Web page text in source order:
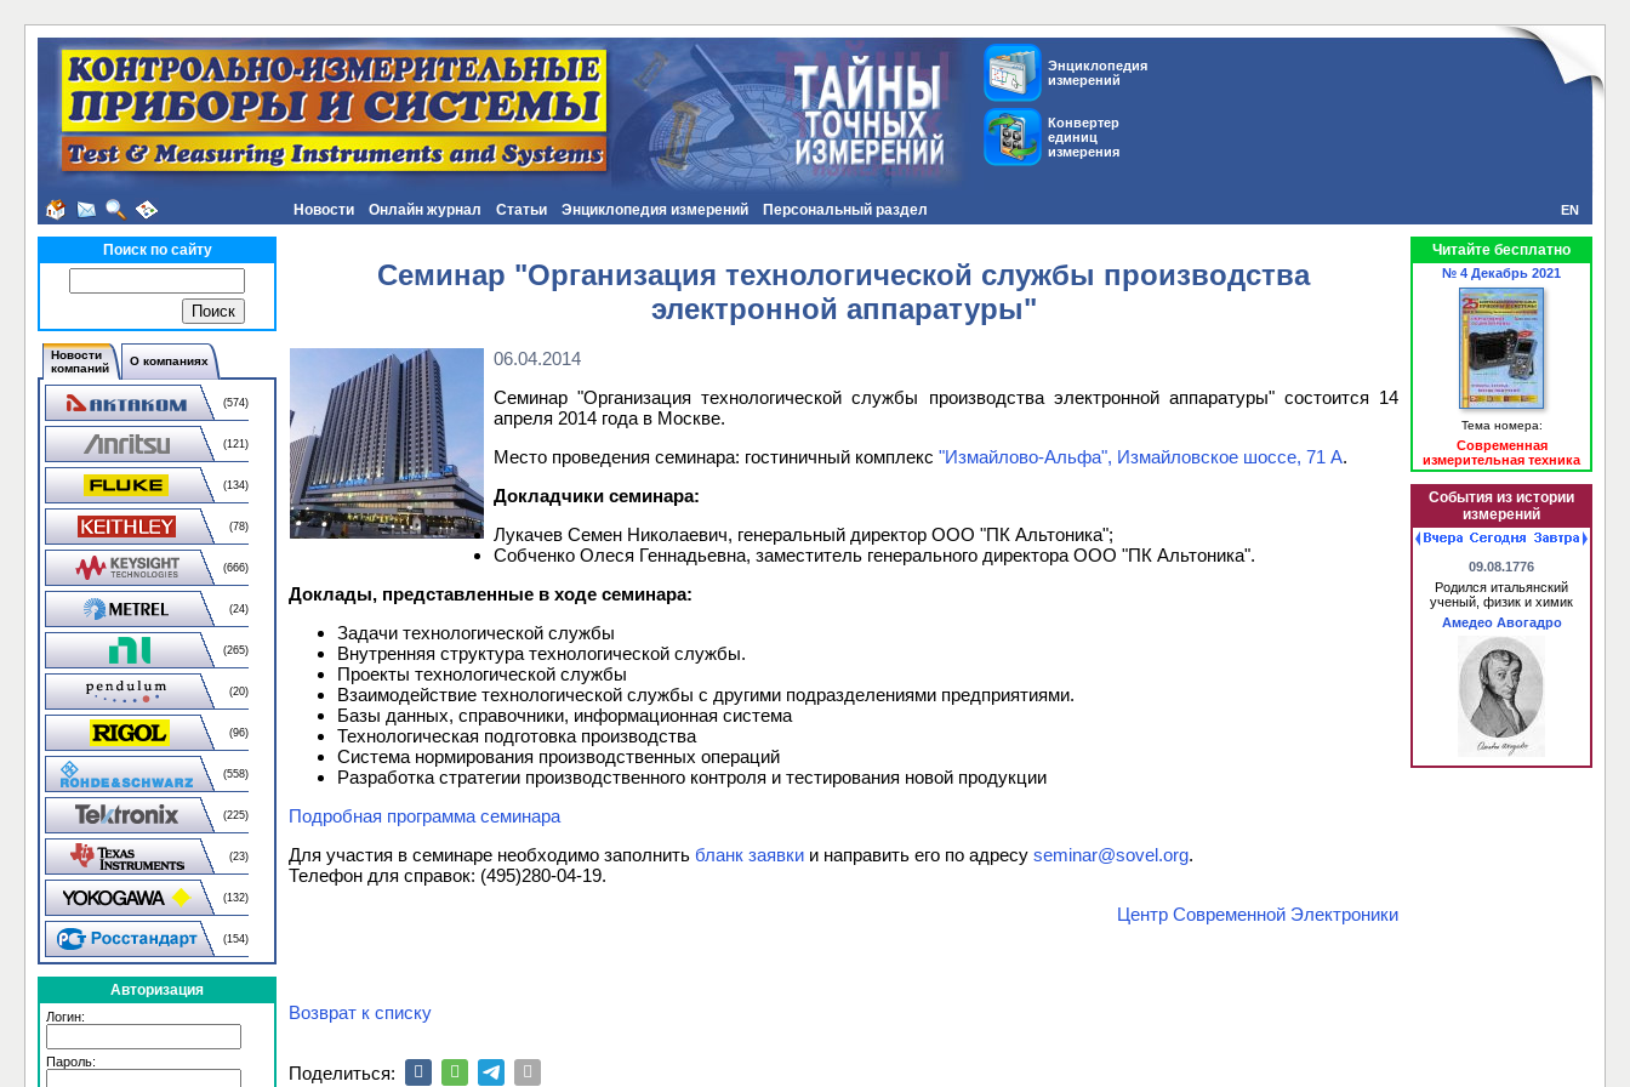
Энциклопедия
измерений
Конвертер
единиц
измерения
Новости Онлайн журнал Статьи Энциклопедия измерений Персональный раздел EN
Поиск по сайту
Новости
компаний
О компаниях
(574)
(121)
(134)
(78)
(666)
(24)
(265)
(20)
(96)
(558)
(225)
(23)
(132)
(154)
Авторизация
Логин:
Пароль:
Семинар "Организация технологической службы производства
электронной аппаратуры"
06.04.2014
Семинар "Организация технологической службы производства электронной аппаратуры" состоится 14
апреля 2014 года в Москве.
Место проведения семинара: гостиничный комплекс "Измайлово-Альфа", Измайловское шоссе, 71 А.
Докладчики семинара:
Лукачев Семен Николаевич, генеральный директор ООО "ПК Альтоника";
Собченко Олеся Геннадьевна, заместитель генерального директора ООО "ПК Альтоника".
Доклады, представленные в ходе семинара:
Задачи технологической службы
Внутренняя структура технологической службы.
Проекты технологической службы
Взаимодействие технологической службы с другими подразделениями предприятиями.
Базы данных, справочники, информационная система
Технологическая подготовка производства
Система нормирования производственных операций
Разработка стратегии производственного контроля и тестирования новой продукции
Подробная программа семинара
Для участия в семинаре необходимо заполнить бланк заявки и направить его по адресу seminar@sovel.org.
Телефон для справок: (495)280-04-19.
Центр Современной Электроники
Возврат к списку
Поделиться:
Читайте бесплатно
№ 4 Декабрь 2021
Тема номера:
Современная
измерительная техника
События из истории
измерений
09.08.1776
Родился итальянский
ученый, физик и химик
Амедео Авогадро